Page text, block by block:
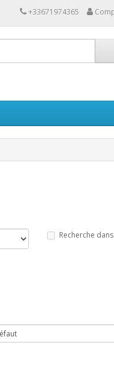
+33671974365
Recherche